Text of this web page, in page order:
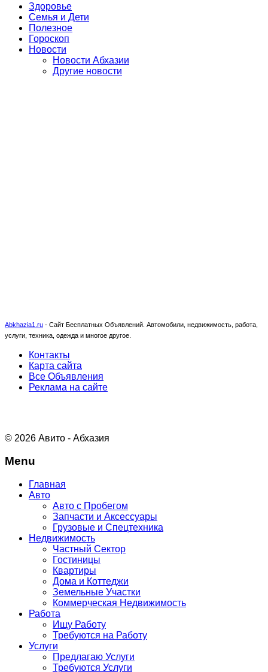
Здоровье
Семья и Дети
Полезное
Гороскоп
Новости
Новости Абхазии
Другие новости
Abkhazia1.ru - Сайт Бесплатных Объявлений. Автомобили, недвижимость, работа,
услуги, техника, одежда и многое другое.
Контакты
Карта сайта
Все Объявления
Реклама на сайте
© 2026 Авито - Абхазия
Menu
Главная
Авто
Авто с Пробегом
Запчасти и Аксессуары
Грузовые и Спецтехника
Недвижимость
Частный Сектор
Гостиницы
Квартиры
Дома и Коттеджи
Земельные Участки
Коммерческая Недвижимость
Работа
Ищу Работу
Требуются на Работу
Услуги
Предлагаю Услуги
Требуются Услуги